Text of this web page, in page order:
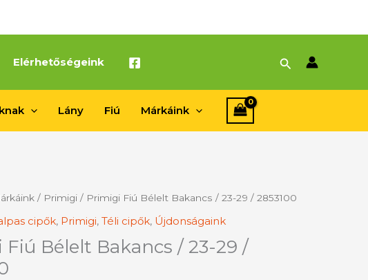
Elérhetőségeink Search
Lány Fiú Márkáink
/ Primigi / Primigi Fiú Bélelt Bakancs / 23-29 / 2853100
cipők, Primigi, Téli cipők, Újdonságaink
Fiú Bélelt Bakancs / 23-29 /